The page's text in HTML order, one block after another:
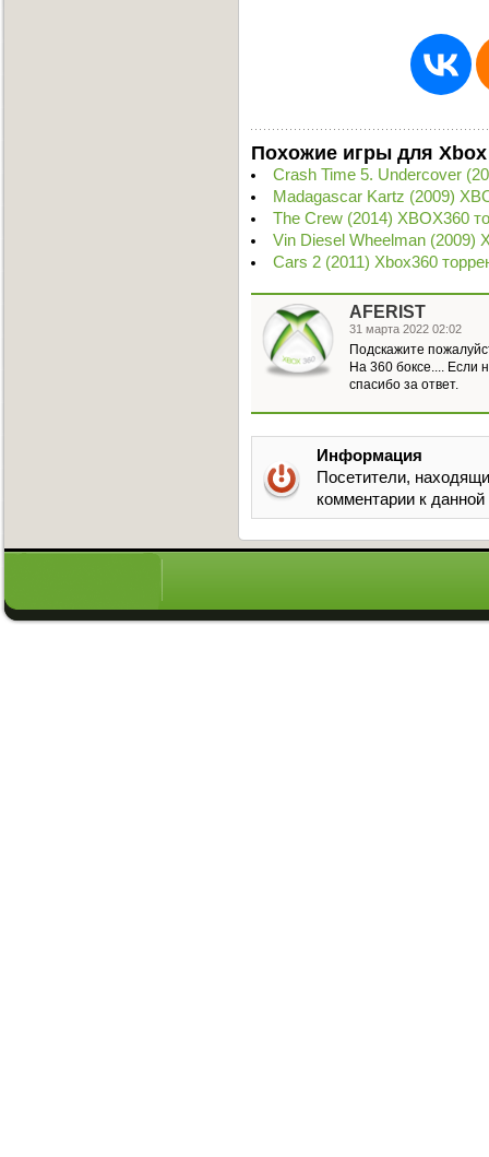
Похожие игры для Xbox
Crash Time 5. Undercover
Madagascar Kartz (2009)
The Crew (2014) XBOX360
Vin Diesel Wheelman (2009)
Cars 2 (2011) Xbox360
AFERIST
31 марта 2022 02:02
Подскажите
На 360 боксе.... Если
спасибо за ответ.
Информация
Посетители,
комментарии к